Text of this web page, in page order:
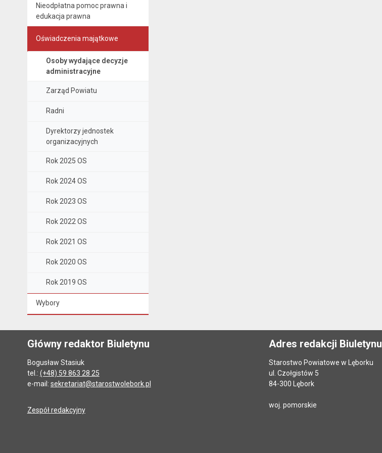
Nieodpłatna pomoc prawna i
edukacja prawna
Oświadczenia majątkowe
Osoby wydające decyzje
administracyjne
Zarząd Powiatu
Radni
Dyrektorzy jednostek
organizacyjnych
Rok 2025 OS
Rok 2024 OS
Rok 2023 OS
Rok 2022 OS
Rok 2021 OS
Rok 2020 OS
Rok 2019 OS
Wybory
Główny redaktor Biuletynu
Bogusław Stasiuk
tel.: (+48) 59 863 28 25
e-mail: sekretariat@starostwolebork.pl
Zespół redakcyjny
Adres redakcji Biuletynu
Starostwo Powiatowe w Lęborku
ul. Czołgistów 5
84-300 Lębork
woj. pomorskie